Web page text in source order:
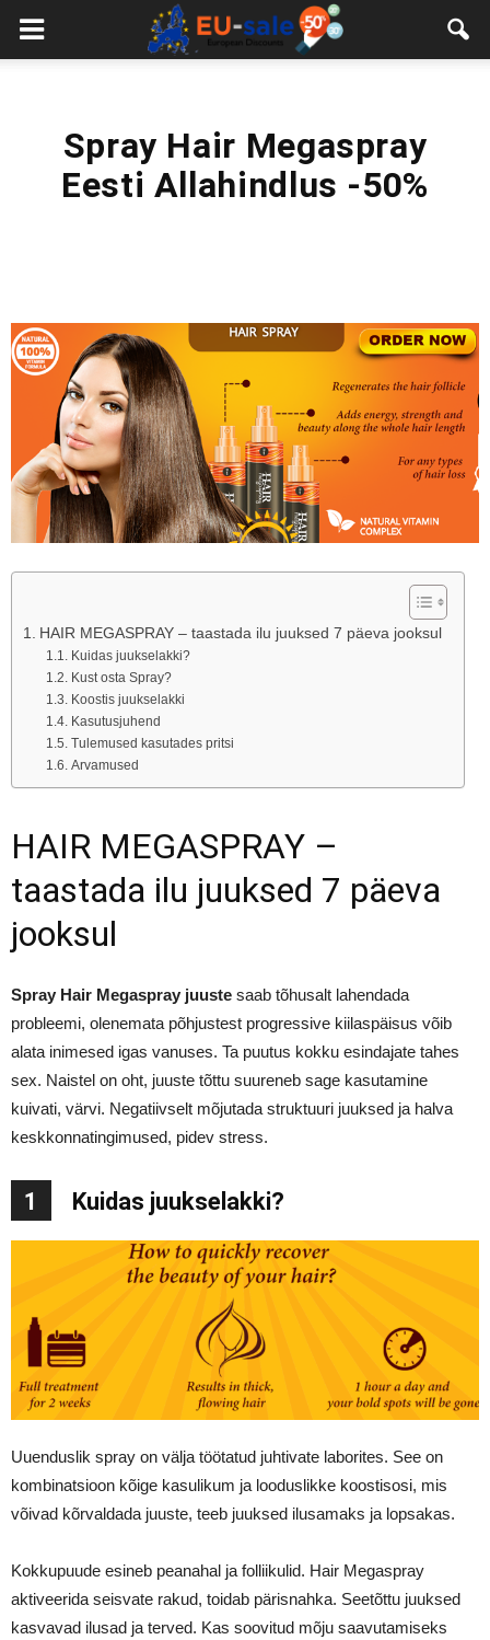
European
Spray Hair Megaspray
Eesti Allahindlus -50%
HAIR MEGASPRAY – taastada ilu juuksed 7 päeva jooksul
Kuidas juukselakki?
Kust osta Spray?
Koostis juukselakki
Kasutusjuhend
Tulemused kasutades pritsi
Arvamused
HAIR MEGASPRAY –
taastada ilu juuksed 7 päeva
jooksul
Spray Hair Megaspray juuste saab tõhusalt lahendada
probleemi, olenemata põhjustest progressive kiilaspäisus võib
alata inimesed igas vanuses. Ta puutus kokku esindajate tahes
sex. Naistel on oht, juuste tõttu suureneb sage kasutamine
kuivati, värvi. Negatiivselt mõjutada struktuuri juuksed ja halva
keskkonnatingimused, pidev stress.
1 Kuidas juukselakki?
Uuenduslik spray on välja töötatud juhtivate laborites. See on
kombinatsioon kõige kasulikum ja looduslikke koostisosi, mis
võivad kõrvaldada juuste, teeb juuksed ilusamaks ja lopsakas.
Kokkupuude esineb peanahal ja folliikulid. Hair Megaspray
aktiveerida seisvate rakud, toidab pärisnahka. Seetõttu juuksed
kasvavad ilusad ja terved. Kas soovitud mõju saavutamiseks